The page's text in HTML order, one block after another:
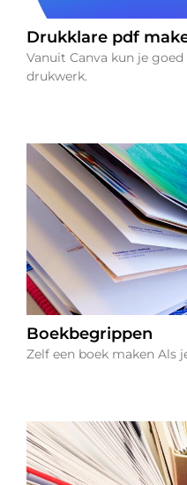
Drukklare pdf
Vanuit Canva kun je
drukwerk.
Boekbegrippen
Zelf een boek maken Als